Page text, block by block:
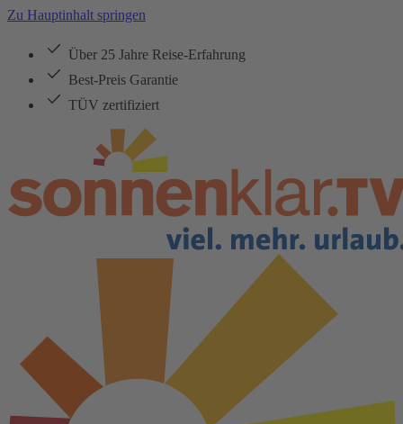
Zu Hauptinhalt springen
Über 25 Jahre Reise-Erfahrung
Best-Preis Garantie
TÜV zertifiziert